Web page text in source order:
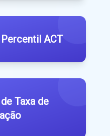
ACT
Taxa de